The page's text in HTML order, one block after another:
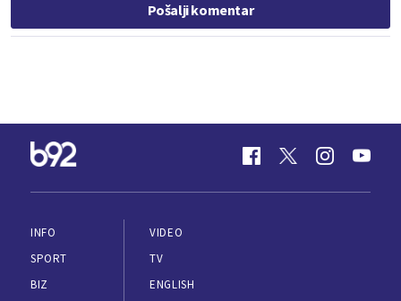
Pošalji komentar
INFO
SPORT
BIZ
VIDEO
TV
ENGLISH